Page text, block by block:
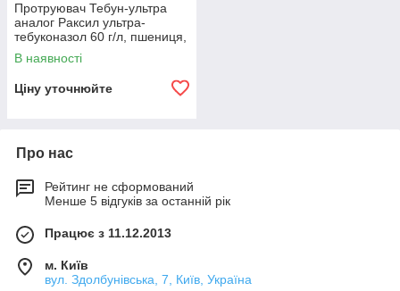
Протруювач Тебун-ультра
аналог Раксил ультра-
тебуконазол 60 г/л, пшениця,
ячмінь
В наявності
Ціну уточнюйте
Про нас
Рейтинг не сформований
Менше 5 відгуків за останній рік
Працює з 11.12.2013
м. Київ
вул. Здолбунівська, 7, Київ, Україна